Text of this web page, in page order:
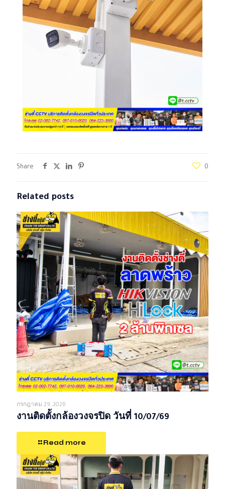
Share 0
Related posts
กรกฎาคม 29, 2026
งานติดตั้งกล้องวงจรปิด วันที่ 10/07/69
Read more